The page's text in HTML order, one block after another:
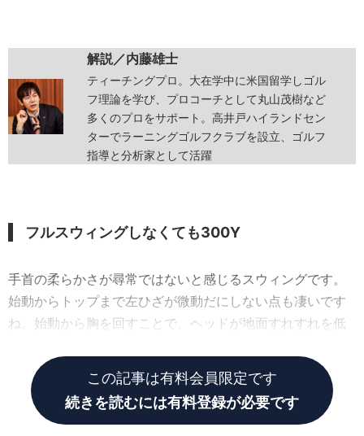
解説／内藤雄士
ティーチングプロ。大在学中に米国留学しゴル
フ理論を学び、プロコーチとして丸山茂樹など
多くのプロをサポート。高井戸ハイランドセン
ターでラーニングゴルフクラブを設立、ゴルフ
指導と分析家として活躍
フルスウィングしなくても300Y
手首の柔らかさが尋常ではないと感じるスウィングです。
始動からトップまで左ひざが微動だにしない点も凄いです
ね。始動から胸を回すことで、ヘッドが地面すれすれを低
この記事は有料会員限定です
続きを読むには有料登録が必要です